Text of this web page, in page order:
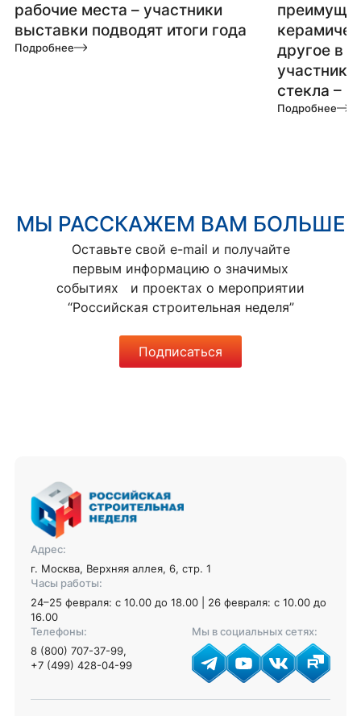
рабочие места – участники
выставки подводят итоги года
Подробнее
другое в
стекла –
Подробнее
МЫ РАССКАЖЕМ ВАМ БОЛЬШЕ
Оставьте свой e-mail и получайте
первым информацию о значимых
событиях и проектах о мероприятии
“Российская строительная неделя”
Подписаться
Адрес:
г. Москва, Верхняя аллея, 6, стр. 1
Часы работы:
24–25 февраля: с 10.00 до 18.00 | 26 февраля: с 10.00 до
16.00
Телефоны:
8 (800) 707-37-99,
+7 (499) 428-04-99
Мы в социальных сетях: